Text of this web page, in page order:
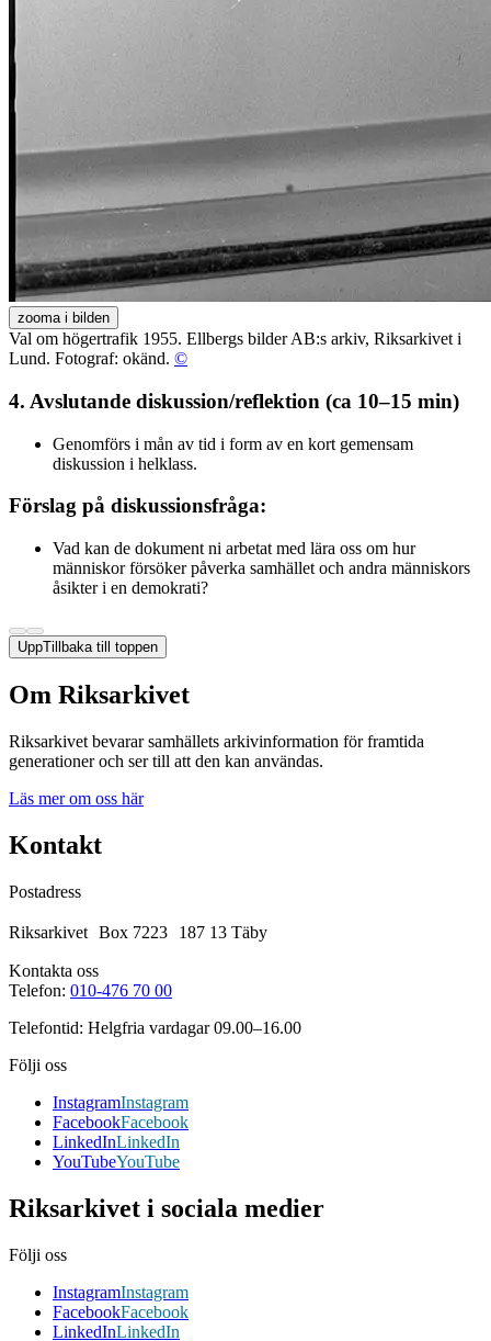
zooma i bilden
Val om högertrafik 1955. Ellbergs bilder AB:s arkiv, Riksarkivet i
Lund. Fotograf: okänd. ©
4. Avslutande diskussion/reflektion (ca 10–15 min)
Genomförs i mån av tid i form av en kort gemensam
diskussion i helklass.
Förslag på diskussionsfråga:
Vad kan de dokument ni arbetat med lära oss om hur
människor försöker påverka samhället och andra människors
åsikter i en demokrati?
UppTillbaka till toppen
Om Riksarkivet
Riksarkivet bevarar samhällets arkivinformation för framtida
generationer och ser till att den kan användas.
Läs mer om oss här
Kontakt
Postadress
Riksarkivet Box 7223 187 13 Täby
Kontakta oss
Telefon: 010-476 70 00
Telefontid: Helgfria vardagar 09.00–16.00
Följi oss
InstagramInstagram
FacebookFacebook
LinkedInLinkedIn
YouTubeYouTube
Riksarkivet i sociala medier
Följi oss
InstagramInstagram
FacebookFacebook
LinkedInLinkedIn